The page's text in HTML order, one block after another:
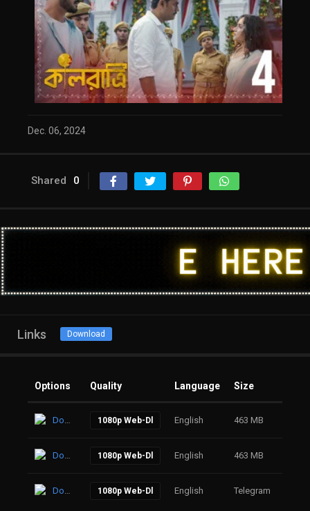
Dec. 06, 2024
Shared 0
Links Download
Options Quality Language Size
Download 1080p Web-Dl English 463 MB
Download 1080p Web-Dl English 463 MB
Download 1080p Web-Dl English Telegram